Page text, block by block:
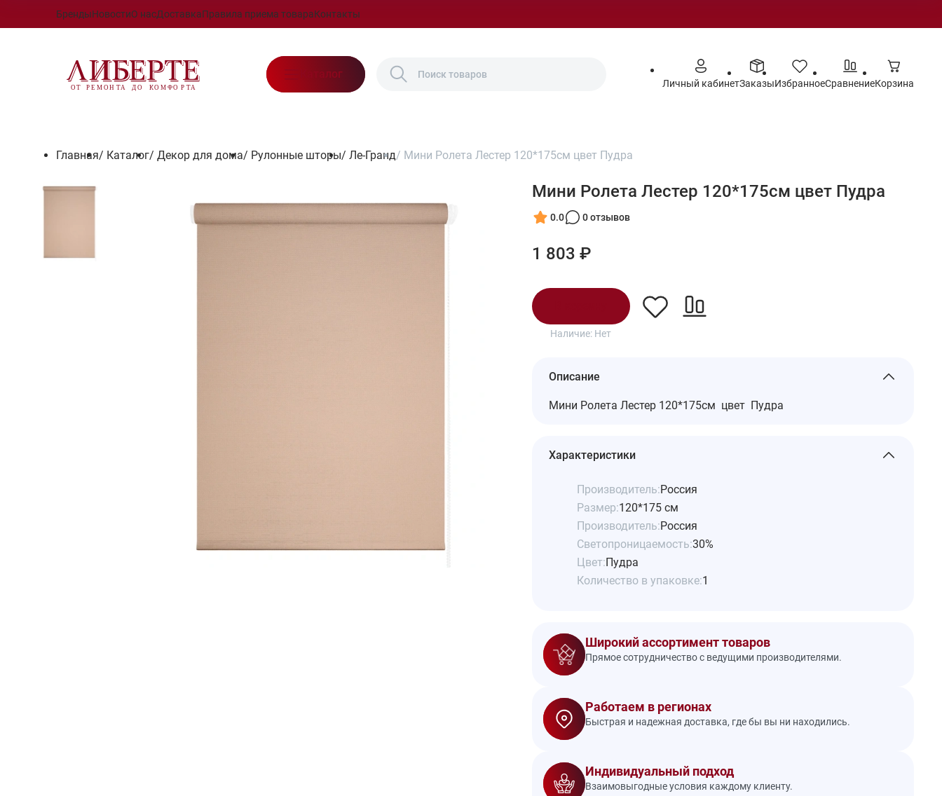
БрендыНовостиО насДоставкаПравила приема товараКонтакты
Каталог
Личный кабинетЗаказыИзбранноеСравнениеКорзина
Главная/ Каталог/ Декор для дома/ Рулонные шторы/ Ле-Гранд/ Мини Ролета Лестер 120*175см цвет Пудра
Мини Ролета Лестер 120*175см цвет Пудра
0.0 0 отзывов
1 803 ₽
Наличие: Нет
Описание
Мини Ролета Лестер 120*175см цвет Пудра
Характеристики
Производитель:Россия
Размер:120*175 см
Производитель:Россия
Светопроницаемость:30%
Цвет:Пудра
Количество в упаковке:1
Широкий ассортимент товаров
Прямое сотрудничество с ведущими производителями.
Работаем в регионах
Быстрая и надежная доставка, где бы вы ни находились.
Индивидуальный подход
Взаимовыгодные условия каждому клиенту.